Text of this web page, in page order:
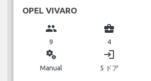
OPEL VIVARO
group
9
business_center
4
miscellaneous_services
Manual
login
5 ドア